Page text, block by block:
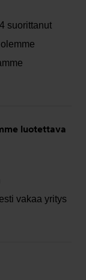
suorittanut
luotettava
vakaa yritys